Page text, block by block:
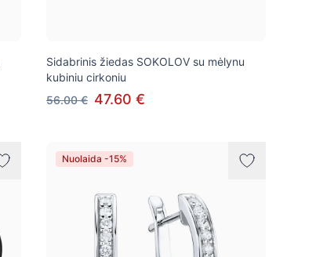
Sidabrinis žiedas SOKOLOV su mėlynu
kubiniu cirkoniu
56.00 € 47.60 €
Nuolaida -15%